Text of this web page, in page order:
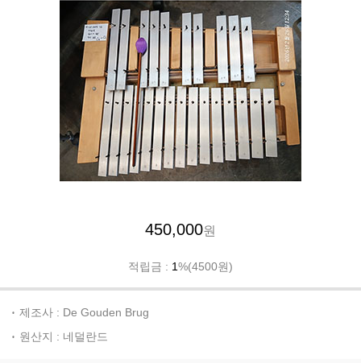
450,000원
적립금 : 1%(4500원)
제조사 : De Gouden Brug
원산지 : 네덜란드